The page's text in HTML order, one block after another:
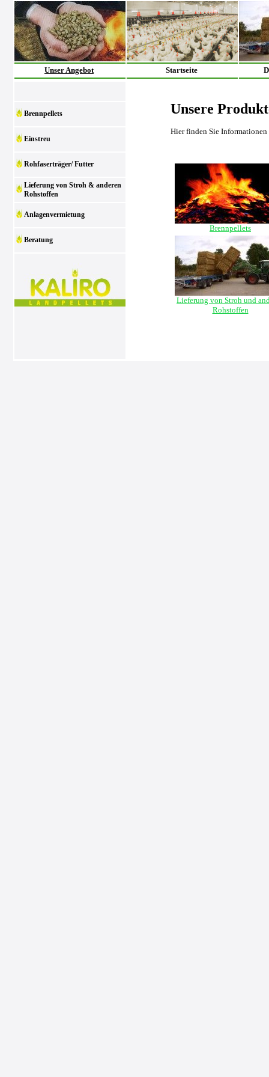
Unser Angebot Startseite
Brennpellets
Einstreu
Rohfaserträger/ Futter
Lieferung von Stroh & anderen
Rohstoffen
Anlagenvermietung
Beratung
Unsere
Hier finden Sie Informationen
Brennpellets
Lieferung von Stroh und
Rohstoffen